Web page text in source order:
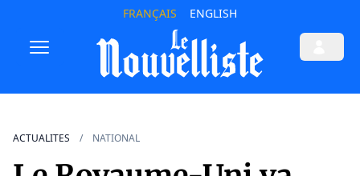
FRANÇAIS ENGLISH
ACTUALITES NATIONAL